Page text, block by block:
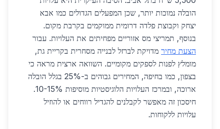
הובלה נמוכות יותר, שכן המפעלים הגדולים כמו אבא
יצחק וקבוצת פלדה דרומית ממוקמים בקרבת מקום.
בנוסף, תמריצי מס אזוריים מפחיתים את העלויות. עבור
הצעת מחיר מדויקת לברזל לבנייה מסחרית בקריית גת,
מומלץ לפנות לספקים מקומיים. השוואה ארצית מראה כי
בצפון, כמו בחיפה, המחירים גבוהים ב-25% בגלל הובלה
ארוכה, ובמרכז העלויות הלוגיסטיות מוסיפות 10-15%.
חיסכון זה מאפשר לקבלנים להגדיל רווחים או להוזיל
עלויות ללקוחות.